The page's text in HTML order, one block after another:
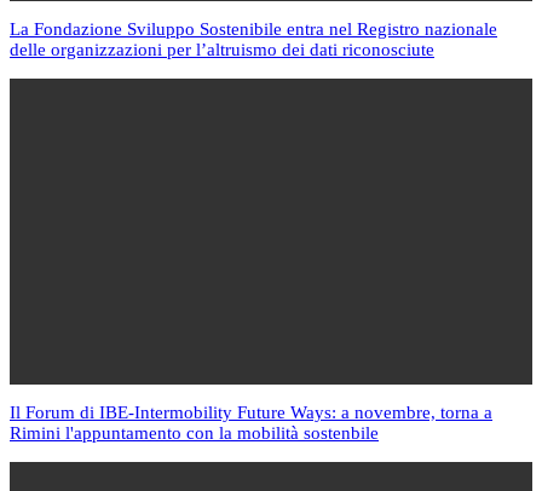
La Fondazione Sviluppo Sostenibile entra nel Registro nazionale
delle organizzazioni per l’altruismo dei dati riconosciute
Il Forum di IBE-Intermobility Future Ways: a novembre, torna a
Rimini l'appuntamento con la mobilità sostenbile